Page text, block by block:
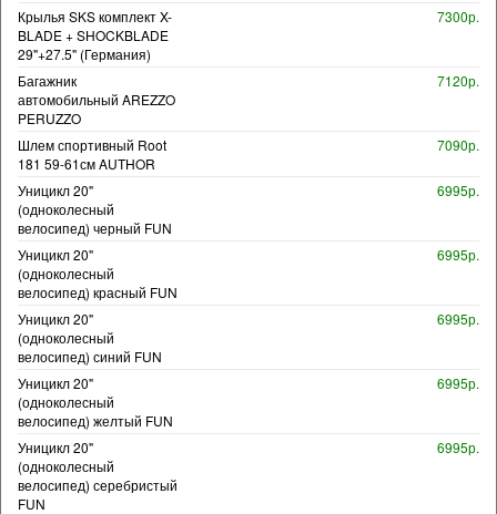
Крылья SKS комплект X-
BLADE + SHOCKBLADE
29"+27.5" (Германия)
7300р.
Багажник
автомобильный AREZZO
PERUZZO
7120р.
Шлем спортивный Root
181 59-61см AUTHOR
7090р.
Уницикл 20"
(одноколесный
велосипед) черный FUN
6995р.
Уницикл 20"
(одноколесный
велосипед) красный FUN
6995р.
Уницикл 20"
(одноколесный
велосипед) синий FUN
6995р.
Уницикл 20"
(одноколесный
велосипед) желтый FUN
6995р.
Уницикл 20"
(одноколесный
велосипед) серебристый
FUN
6995р.